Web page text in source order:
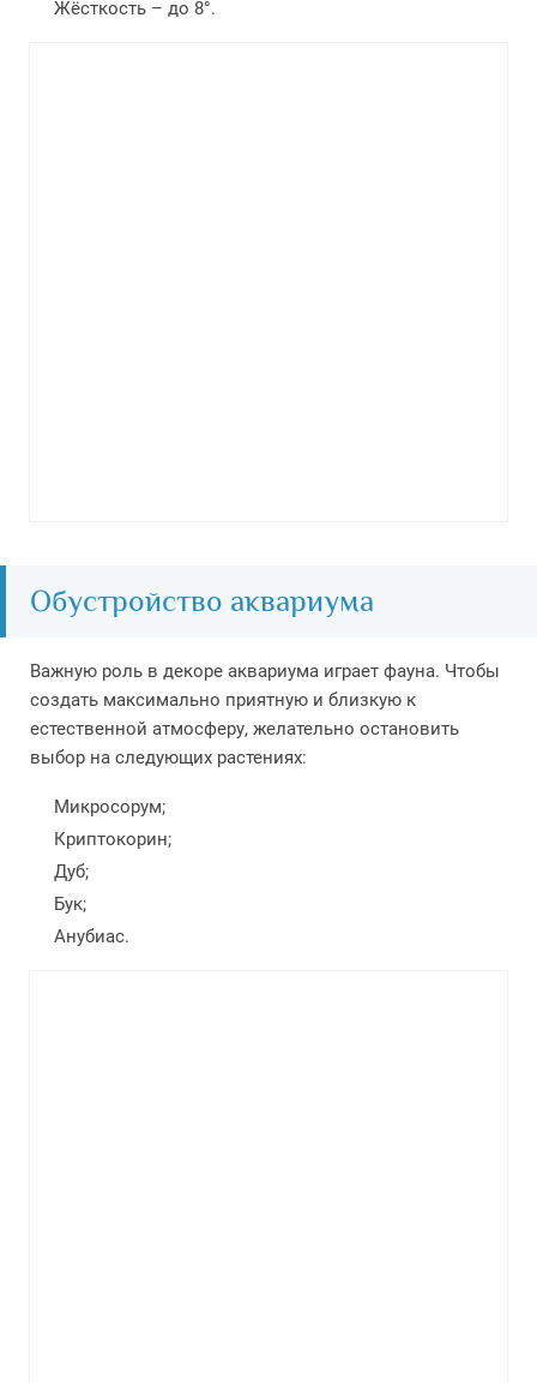
Жёсткость – до 8°.
Обустройство аквариума
Важную роль в декоре аквариума играет фауна. Чтобы
создать максимально приятную и близкую к
естественной атмосферу, желательно остановить
выбор на следующих растениях:
Микросорум;
Криптокорин;
Дуб;
Бук;
Анубиас.